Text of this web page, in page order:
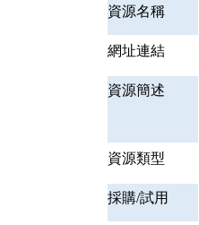
資源名稱
網址連結
資源簡述
資源類型
採購/試用